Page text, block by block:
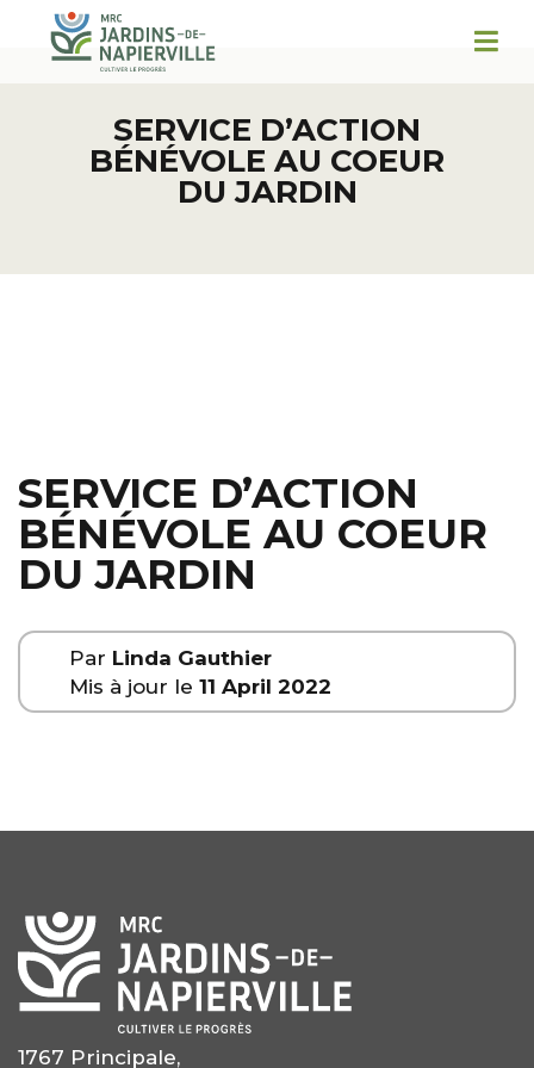
SERVICE D’ACTION
BÉNÉVOLE AU COEUR
DU JARDIN
SERVICE D’ACTION
BÉNÉVOLE AU COEUR
DU JARDIN
Par Linda Gauthier
Mis à jour le 11 April 2022
1767 Principale,